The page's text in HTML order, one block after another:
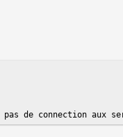
de connection aux